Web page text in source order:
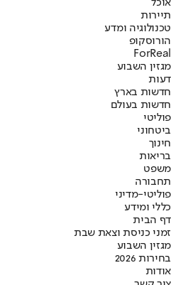
אוכל
תיירות
טכנולוגיה ומדע
הורוסקופ
ForReal
מגזין השבוע
דעות
חדשות בארץ
חדשות בעולם
פוליטי
ביטחוני
חינוך
בריאות
משפט
תחבורה
פוליטי-מדיני
כללי ומידע
דף הבית
זמני כניסת וצאת שבת
מגזין השבוע
בחירות 2026
אודות